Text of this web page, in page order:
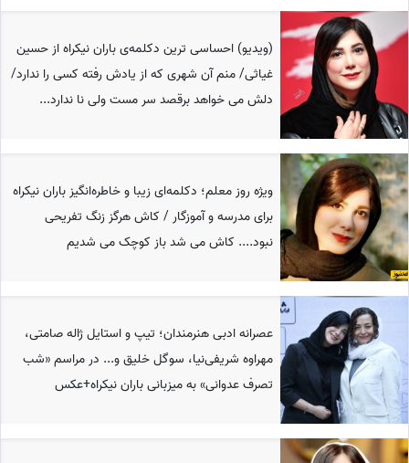
(ویدیو) احساسی ترین دکلمه‌ی باران نیکراه از حسین
غیاثی/ منم آن شهری که از یادش رفته کسی را ندارد/
دلش می خواهد برقصد سر مست ولی نا ندارد...
ویژه روز معلم؛ دکلمه‌ای زیبا و خاطره‌انگیز باران نیکراه
برای مدرسه و آموزگار / کاش هرگز زنگ تفریحی
نبود.... کاش می شد باز کوچک می شدیم
عصرانه ادبی هنرمندان؛ تیپ و استایل ژاله صامتی،
مهراوه شریفی‌نیا، سوگل خلیق و... در مراسم «شب
تصرف عدوانی» به میزبانی باران نیکراه+عکس